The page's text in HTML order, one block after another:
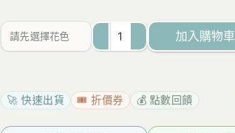
NT$282。
格
是：
請先選擇花色
U403
色
好
加入購物車
🚀 快速出貨 🎟️ 折價券 💰 點數回饋